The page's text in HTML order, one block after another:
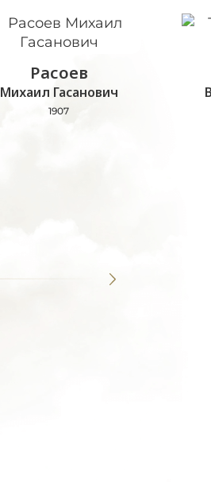
Расоев
Михаил Гасанович
1907